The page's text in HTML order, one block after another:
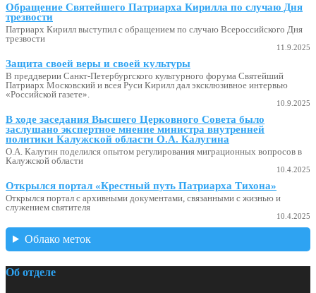
Обращение Святейшего Патриарха Кирилла по случаю Дня
трезвости
Патриарх Кирилл выступил с обращением по случаю Всероссийского Дня
трезвости
11.9.2025
Защита своей веры и своей культуры
В преддверии Санкт-Петербургского культурного форума Святейший
Патриарх Московский и всея Руси Кирилл дал эксклюзивное интервью
«Российской газете».
10.9.2025
В ходе заседания Высшего Церковного Совета было
заслушано экспертное мнение министра внутренней
политики Калужской области О.А. Калугина
О.А. Калугин поделился опытом регулирования миграционных вопросов в
Калужской области
10.4.2025
Открылся портал «Крестный путь Патриарха Тихона»
Открылся портал с архивными документами, связанными с жизнью и
служением святителя
10.4.2025
Облако меток
Об отделе